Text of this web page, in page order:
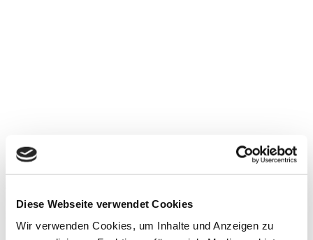
Diese Webseite verwendet Cookies
Wir verwenden Cookies, um Inhalte und Anzeigen zu
Söckchen „Snazzy Becca“ blue